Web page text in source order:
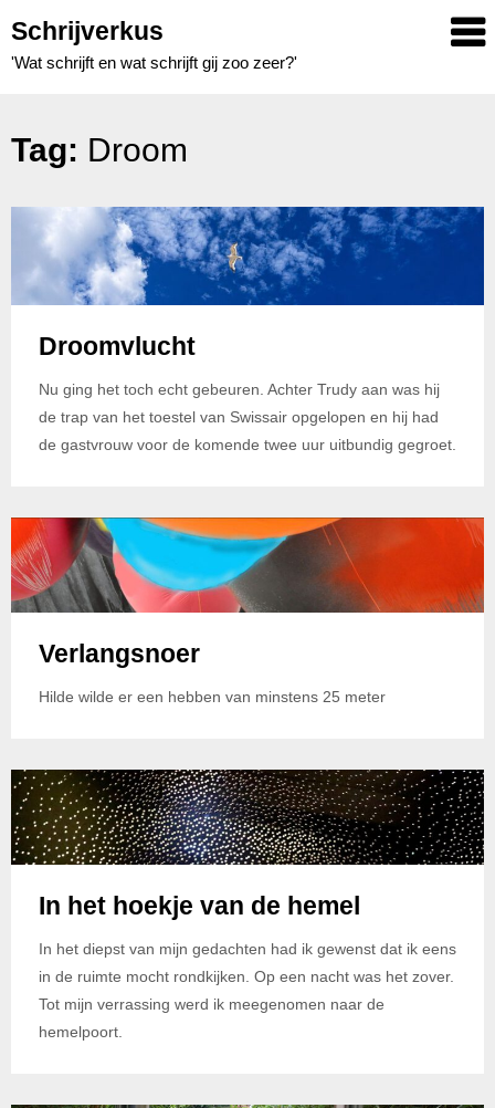
to
content
Schrijverkus
'Wat schrijft en wat schrijft gij zoo zeer?'
Tag: Droom
Droomvlucht
Nu ging het toch echt gebeuren. Achter Trudy aan was hij
de trap van het toestel van Swissair opgelopen en hij had
de gastvrouw voor de komende twee uur uitbundig gegroet.
Verlangsnoer
Hilde wilde er een hebben van minstens 25 meter
In het hoekje van de hemel
In het diepst van mijn gedachten had ik gewenst dat ik eens
in de ruimte mocht rondkijken. Op een nacht was het zover.
Tot mijn verrassing werd ik meegenomen naar de
hemelpoort.